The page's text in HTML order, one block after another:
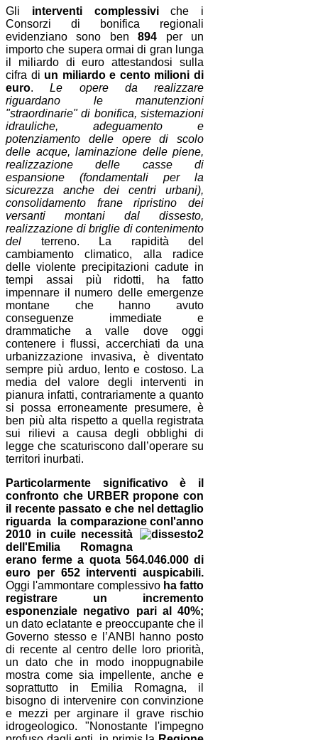
Gli interventi complessiviche i
Consorzi di bonifica regionali
evidenziano sono ben894 per un
importo che supera ormai di gran lunga
il miliardo di euro attestandosi sulla
cifra di un miliardo e cento milioni di
euro.Le opere da realizzare
riguardano le manutenzioni
"straordinarie" di bonifica, sistemazioni
idrauliche, adeguamento e
potenziamento delle opere di scolo
delle acque, laminazione delle piene,
realizzazione delle casse di
espansione (fondamentali per la
sicurezza anche dei centri urbani),
consolidamento frane ripristino dei
versanti montani dal dissesto,
realizzazione di briglie di contenimento
del terreno. La rapidità del
cambiamento climatico, alla radice
delle violente precipitazioni cadute in
tempi assai più ridotti, ha fatto
impennare il numero delle emergenze
montane che hanno avuto
conseguenze immediate e
drammatiche a valle dove oggi
contenere i flussi, accerchiati da una
urbanizzazione invasiva, è diventato
sempre più arduo, lento e costoso. La
media del valore degli interventi in
pianura infatti, contrariamente a quanto
si possa erroneamente presumere, è
ben più alta rispetto a quella registrata
sui rilievi a causa degli obblighi di
legge che scaturiscono dall’operare su
territori inurbati.
Particolarmente significativo è il
confronto che URBER propone con
il recente passato e che nel dettaglio
riguarda la comparazione con l'anno
2010 in cui le necessità
dell'Emilia Romagna
erano ferme a quota 564.046.000 di
euro per 652 interventi auspicabili.
Oggi l'ammontare complessivo ha fatto
registrare un incremento
esponenziale negativo pari al
40%;
un dato eclatante e preoccupante che il
Governo stesso e l’ANBI hanno posto
di recente al centro delle loro priorità,
un dato che in modo inoppugnabile
mostra come sia impellente, anche e
soprattutto in Emilia Romagna, il
bisogno di intervenire con convinzione
e mezzi per arginare il grave rischio
idrogeologico. "Nonostante l'impegno